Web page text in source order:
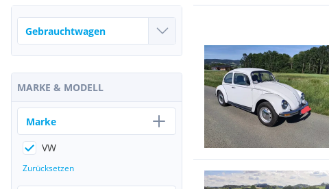
MARKE & MODELL
Marke
VW
Zurücksetzen